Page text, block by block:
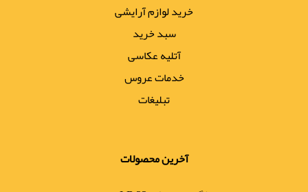
خرید لوازم آرایشی
سبد خرید
آتلیه عکاسی
خدمات عروس
تبلیغات
آخرین محصولات